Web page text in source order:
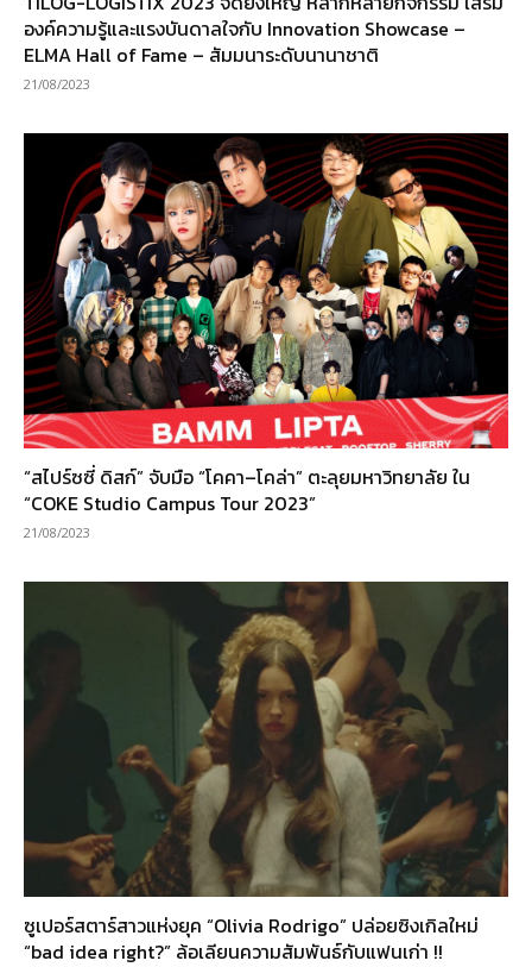
องค์ความรู้และแรงบันดาลใจกับ Innovation Showcase –
ELMA Hall of Fame – สัมมนาระดับนานาชาติ
21/08/2023
“สไปร์ซซี่ ดิสก์” จับมือ “โคคา–โคล่า” ตะลุยมหาวิทยาลัย ใน
“COKE Studio Campus Tour 2023”
21/08/2023
ซูเปอร์สตาร์สาวแห่งยุค “Olivia Rodrigo” ปล่อยซิงเกิลใหม่
“bad idea right?” ล้อเลียนความสัมพันธ์กับแฟนเก่า !!